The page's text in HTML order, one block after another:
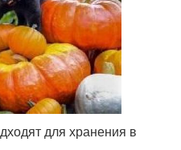
для хранения в